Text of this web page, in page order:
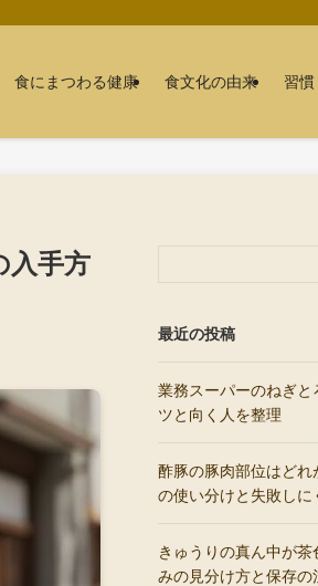
食にまつわる健康 食文化の由来 習
入手方
最近の投稿
業務スーパーのねぎと
ツと向く人を整理
酢豚の豚肉部位はど
の使い分けと失敗しに
きゅうりの真ん中が
みの見分け方と保存の